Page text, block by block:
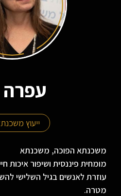
ייעוץ
משכנתא הפוכה, משכנתא
מומחית פיננסית ושיפור איכות
עוזרת לאנשים בגיל השלישי
מטרה.